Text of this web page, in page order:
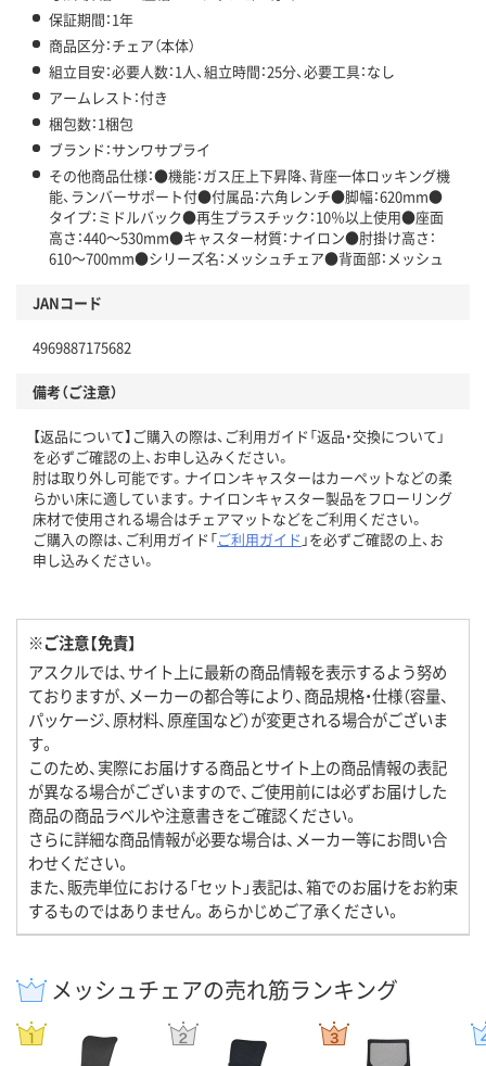
保証期間：1年
商品区分：チェア（本体）
組立目安：必要人数：1人、組立時間：25分、必要工具：なし
アームレスト：付き
梱包数：1梱包
ブランド：サンワサプライ
その他商品仕様：●機能：ガス圧上下昇降、背座一体ロッキング機
能、ランバーサポート付●付属品：六角レンチ●脚幅：620mm●
タイプ：ミドルバック●再生プラスチック：10％以上使用●座面
高さ：440～530mm●キャスター材質：ナイロン●肘掛け高さ：
610～700mm●シリーズ名：メッシュチェア●背面部：メッシュ
JANコード
4969887175682
備考（ご注意）
【返品について】ご購入の際は、ご利用ガイド「返品・交換について」
を必ずご確認の上、お申し込みください。
肘は取り外し可能です。ナイロンキャスターはカーペットなどの柔
らかい床に適しています。ナイロンキャスター製品をフローリング
床材で使用される場合はチェアマットなどをご利用ください。
ご購入の際は、ご利用ガイド「ご利用ガイド 」を必ずご確認の上、お
申し込みください。
※ご注意【免責】
アスクルでは、サイト上に最新の商品情報を表示するよう努め
ておりますが、メーカーの都合等により、商品規格・仕様（容量、
パッケージ、原材料、原産国など）が変更される場合がございま
す。
このため、実際にお届けする商品とサイト上の商品情報の表記
が異なる場合がございますので、ご使用前には必ずお届けした
商品の商品ラベルや注意書きをご確認ください。
さらに詳細な商品情報が必要な場合は、メーカー等にお問い合
わせください。
また、販売単位における「セット」表記は、箱でのお届けをお約束
するものではありません。あらかじめご了承ください。
メッシュチェアの売れ筋ランキング